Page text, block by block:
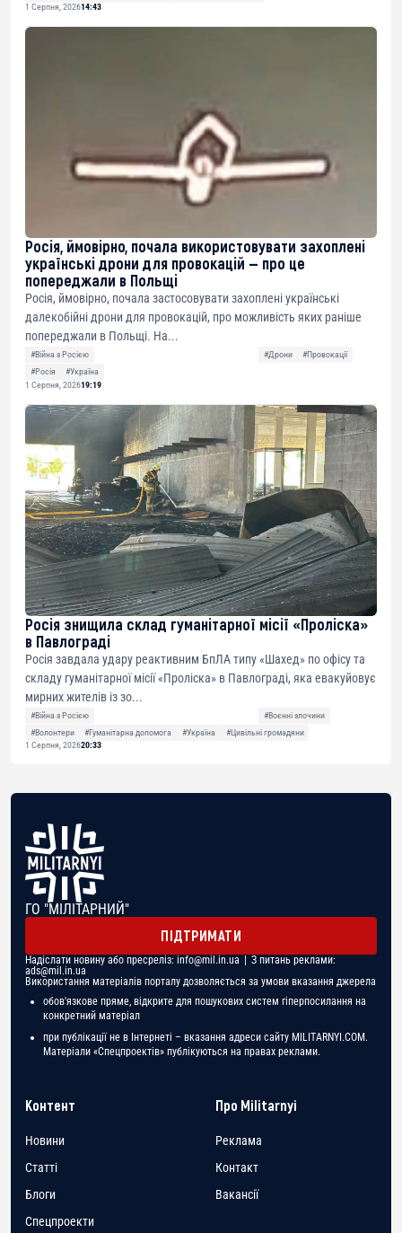
1 Серпня, 202614:43
Росія, ймовірно, почала використовувати захоплені
українські дрони для провокацій — про це
попереджали в Польщі
Росія, ймовірно, почала застосовувати захоплені українські
далекобійні дрони для провокацій, про можливість яких раніше
попереджали в Польщі. На...
#Війна з Росією #Дрони
#Провокації
#Росія
#Україна
1 Серпня, 202619:19
Росія знищила склад гуманітарної місії «Проліска»
в Павлограді
Росія завдала удару реактивним БпЛА типу «Шахед» по офісу та
складу гуманітарної місії «Проліска» в Павлограді, яка евакуйовує
мирних жителів із зо...
#Війна з Росією
#Воєнні злочини
#Волонтери
#Гуманітарна допомога #Україна
#Цивільні громадяни
1 Серпня, 202620:33
ГО "МІЛІТАРНИЙ"
ПІДТРИМАТИ
Надіслати новину або пресреліз: info@mil.in.ua | З питань реклами:
ads@mil.in.ua
Використання матеріалів порталу дозволяється за умови вказання джерела
обов'язкове пряме, відкрите для пошукових систем гіперпосилання на
конкретний матеріал
при публікації не в Інтернеті – вказання адреси сайту MILITARNYI.COM.
Матеріали «Спецпроектів» публікуються на правах реклами.
Контент
Новини
Статті
Блоги
Спецпроекти
Про Militarnyi
Реклама
Контакт
Вакансії